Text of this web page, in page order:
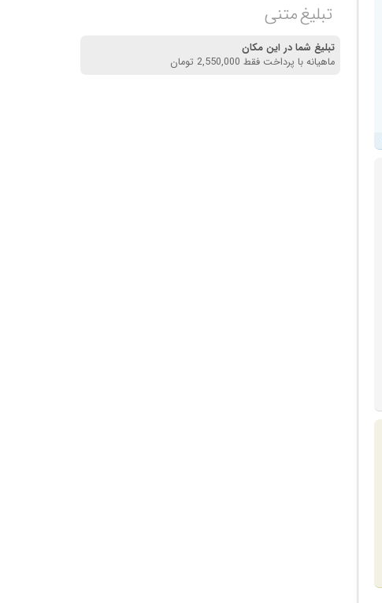
تبلیغ متنی
تبلیغ شما در این مکان
ماهیانه با پرداخت فقط 2,550,000 تومان